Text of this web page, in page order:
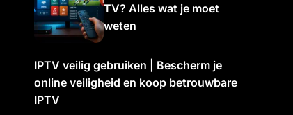
TV? Alles wat je moet
weten
IPTV veilig gebruiken | Bescherm je
online veiligheid en koop betrouwbare
IPTV